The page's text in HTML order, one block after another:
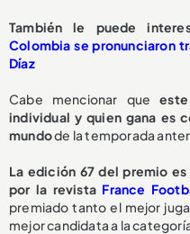
También le puede
Colombia se pronunciaron
Díaz
Cabe mencionar que
individual y quien gana es
mundode la temporada
La edición 67 del premio
por la revista France
premiado tanto el mejor
mejor candidata a la